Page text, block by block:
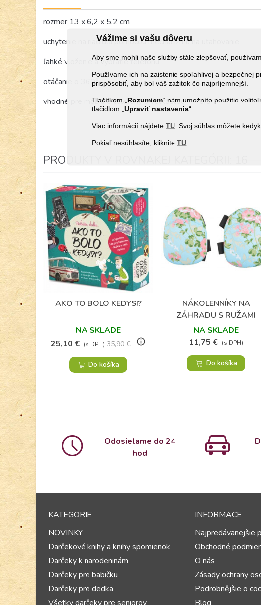
Vážime si vašu dôveru
Aby sme mohli naše služby stále zlepšovať,
Používame ich na zaistenie spoľahlivej a bezpečnej
prispôsobiť, aby bol váš zážitok čo najpríjemnejší.
Tlačítkom „ Rozumiem“ nám umožníte použitie
tlačidlom „Upraviť nastavenia“.
Viac informácií nájdete TU . Svoj súhlas môžete
Pokiaľ nesúhlasíte, klikniteTU
rozmer 13 x 6,2 x 5,2 cm
uchytenie na riadidlá pomocou mechanizmu na uťahovanie
ľahké vloženie a vybratie telefónu
otáčanie o 360°
vhodné pre mobilné telefóny s veľkosťou 4 - 6,5"
PRODUKTY V ROVNAKEJ KATEGÓRII: 16
Obľúbené
AKO TO BOLO KEDYSI?
NA SKLADE
25,10 € (s DPH) 35,90 € info_outline
(67)
Do košíka
Obľúbené
NÁKOLENNÍKY NA
ZÁHRADU S RUŽAMI
NA SKLADE
11,75 € (s DPH)
Do košíka
Odosielame do 24
hod
KATEGORIE
NOVINKY
Darčekové knihy a knihy spomienok
Darčeky k narodeninám
Darčeky pre babičku
Darčeky pre dedka
Všetky darčeky pre seniorov
INFORMACE
Najpredávanejšie
Obchodné
O nás
Zásady ochrany
Podrobnějšie o
Blog